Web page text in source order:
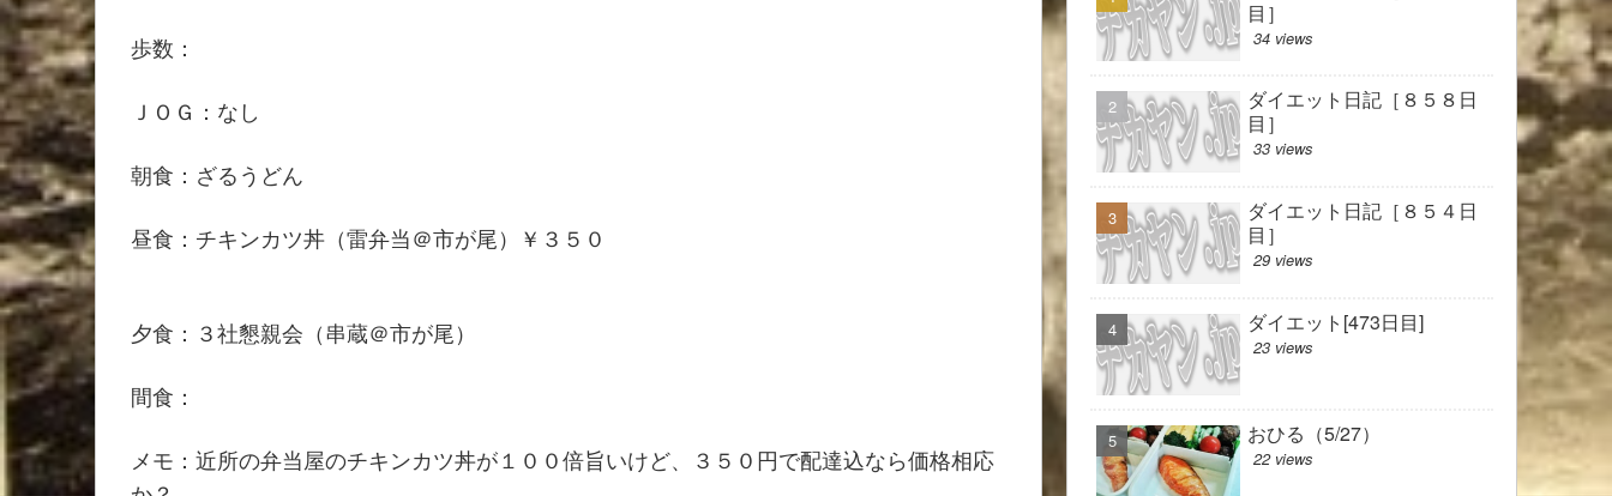
歩数：
ＪＯＧ：なし
朝食：ざるうどん
昼食：チキンカツ丼（雷弁当＠市が尾）￥３５０
夕食：３社懇親会（串蔵＠市が尾）
間食：
メモ：近所の弁当屋のチキンカツ丼が１００倍旨いけど、３５０円で配達込なら価格相応
目］
34 views
ダイエット日記［８５８日
目］
33 views
ダイエット日記［８５４日
目］
29 views
ダイエット[473日目]
23 views
おひる（5/27）
22 views